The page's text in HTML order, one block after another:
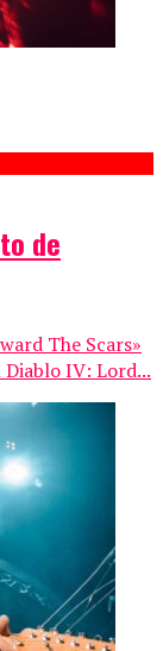
de
The Scars»
IV: Lord...